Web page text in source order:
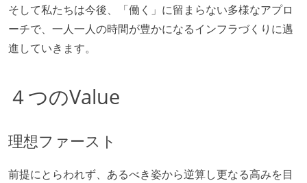
そして私たちは今後、「働く」に留まらない多様なアプロ
ーチで、一人一人の時間が豊かになるインフラづくりに邁
進していきます。
４つのValue
理想ファースト
前提にとらわれず、あるべき姿から逆算し更なる高みを目